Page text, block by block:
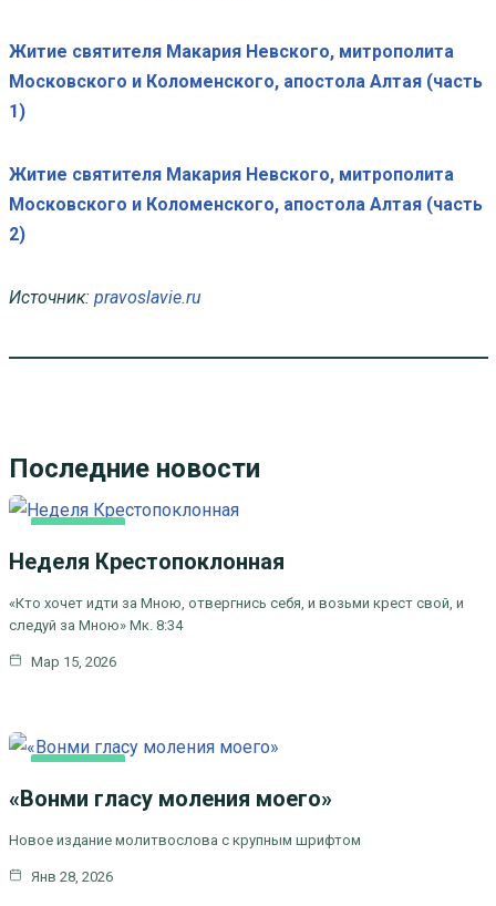
Житие святителя Макария Невского, митрополита
Московского и Коломенского, апостола Алтая (часть
1)
Житие святителя Макария Невского, митрополита
Московского и Коломенского, апостола Алтая (часть
2)
Источник: pravoslavie.ru
Последние новости
Неделя Крестопоклонная
«Кто хочет идти за Мною, отвергнись себя, и возьми крест свой, и
следуй за Мною» Мк. 8:34
Мар 15, 2026
«Вонми гласу моления моего»
Новое издание молитвослова с крупным шрифтом
Янв 28, 2026